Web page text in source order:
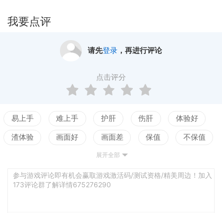
我要点评
请先登录，再进行评论
点击评分
易上手 难上手 护肝 伤肝 体验好
渣体验 画面好 画面差 保值 不保值
测试
展开全部
参与游戏评论即有机会赢取游戏激活码/测试资格/精美周边！加入
173评论群了解详情675276290